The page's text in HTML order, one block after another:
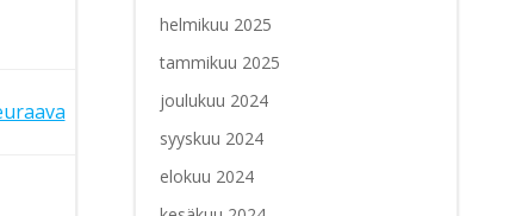
helmikuu 2025
tammikuu 2025
joulukuu 2024
syyskuu 2024
elokuu 2024